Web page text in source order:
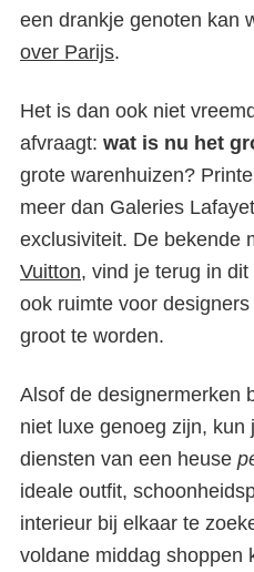
een drankje genoten kan
over Parijs.
Het is dan ook niet
afvraagt: wat is nu het
grote warenhuizen?
meer dan Galeries
exclusiviteit. De bekende
Vuitton, vind je terug in
ook ruimte voor
groot te worden.
Alsof de designermerken
niet luxe genoeg zijn,
diensten van een heuse
ideale outfit,
interieur bij elkaar te
voldane middag shoppen